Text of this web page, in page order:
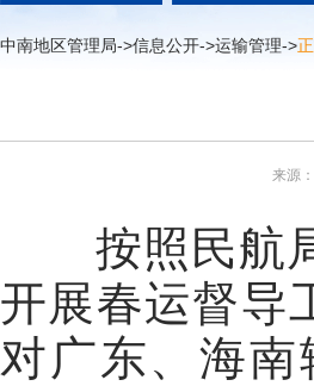
中南地区管理局->信息公开->运输管理->
来源
按照民航局
开展春运督导
对广东、海
按
Alt
键